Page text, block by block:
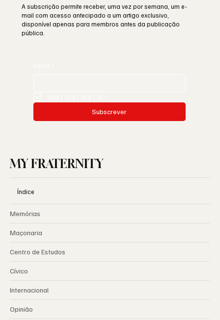
A subscrição permite receber, uma vez por semana, um e-
mail com acesso antecipado a um artigo exclusivo,
disponível apenas para membros antes da publicação
pública.
Subscrever
MY FRATERNITY
Índice
Memórias
Maçonaria
Centro de Estudos
Cívico
Internacional
Opinião